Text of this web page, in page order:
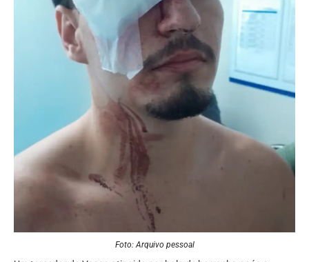
Foto: Arquivo pessoal